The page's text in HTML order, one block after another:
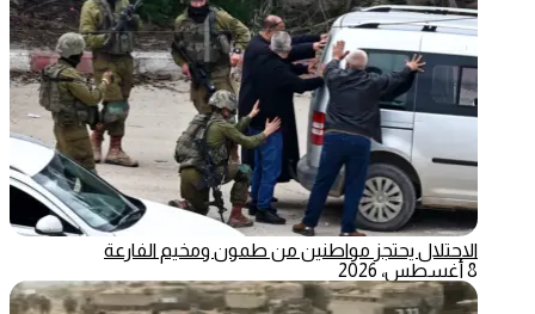
الاحتلال يحتجز مواطنين من طمون ومخيم الفارعة
8 أغسطس، 2026